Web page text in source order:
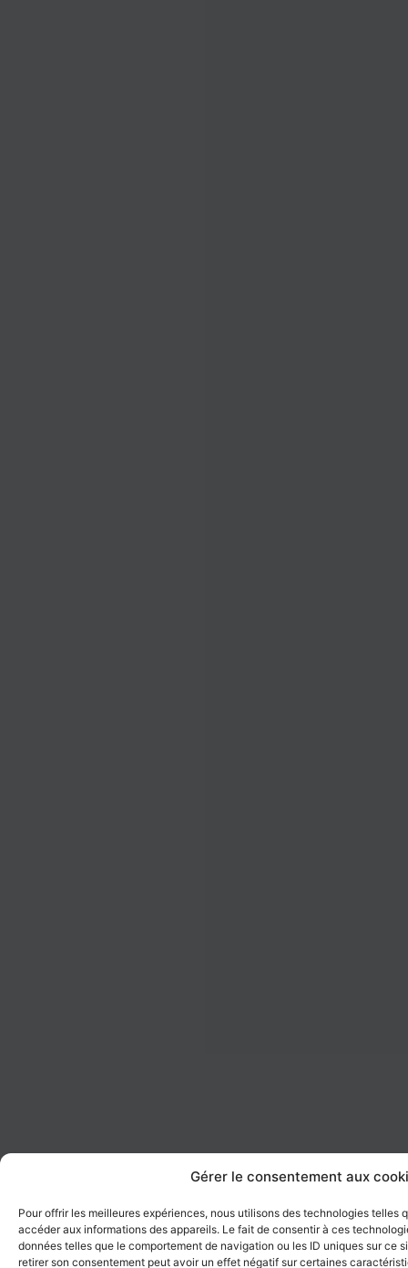
Gérer le consentement aux
Pour offrir les meilleures expériences, nous utilisons des technologies telles
accéder aux informations des appareils. Le fait de consentir à ces
données telles que le comportement de navigation ou les ID uniques sur ce
retirer son consentement peut avoir un effet négatif sur certaines